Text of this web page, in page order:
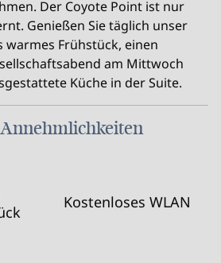
Der Coyote Point ist nur
Genießen Sie täglich unser
warmes Frühstück, einen
am Mittwoch
Küche in der Suite.
Kostenloses WLAN